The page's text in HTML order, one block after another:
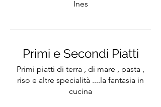
Ines
Primi e Secondi Piatti
Primi piatti di terra , di mare , pasta ,
riso e altre specialità ....la fantasia in
cucina